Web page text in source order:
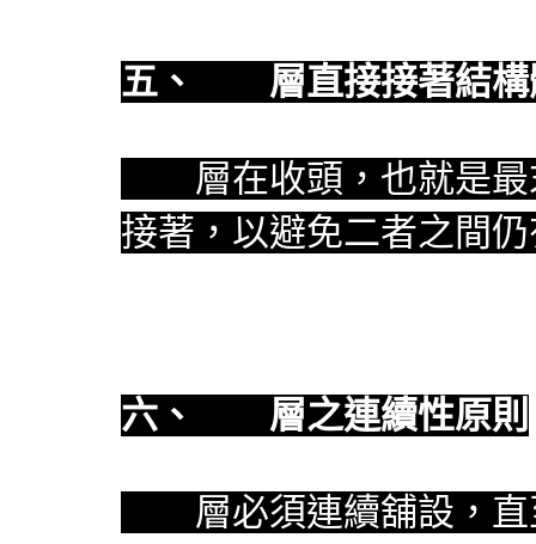
五、 層直接接著結
層在收頭，也就是
接著，以避免二者之間
六、 層之連續性原則
層必須連續舖設，